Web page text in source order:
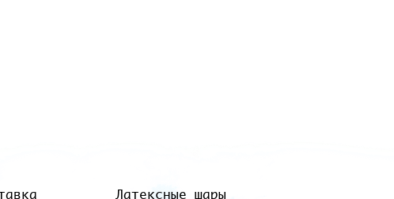
Латексные шары